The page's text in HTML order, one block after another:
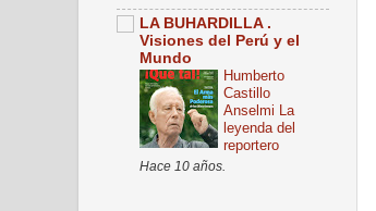
LA BUHARDILLA .
Visiones del Perú y el
Mundo
Humberto
Castillo
Anselmi La
leyenda del
reportero
Hace 10 años.